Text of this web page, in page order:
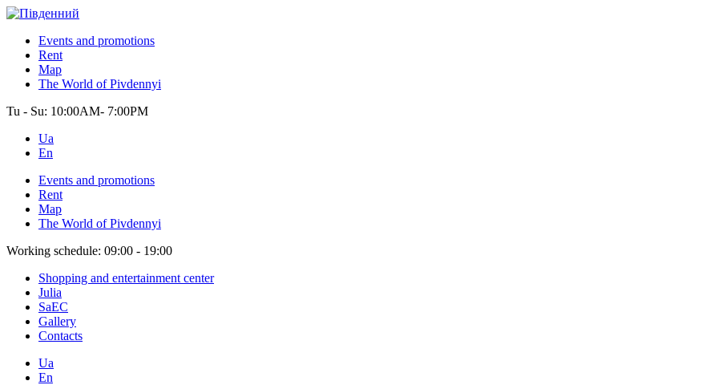
Events and promotions
Rent
Map
The World of Pivdennyi
Tu - Su: 10:00AM- 7:00PM
Ua
En
Events and promotions
Rent
Map
The World of Pivdennyi
Working schedule: 09:00 - 19:00
Shopping and entertainment center
Julia
SaEC
Gallery
Contacts
Ua
En